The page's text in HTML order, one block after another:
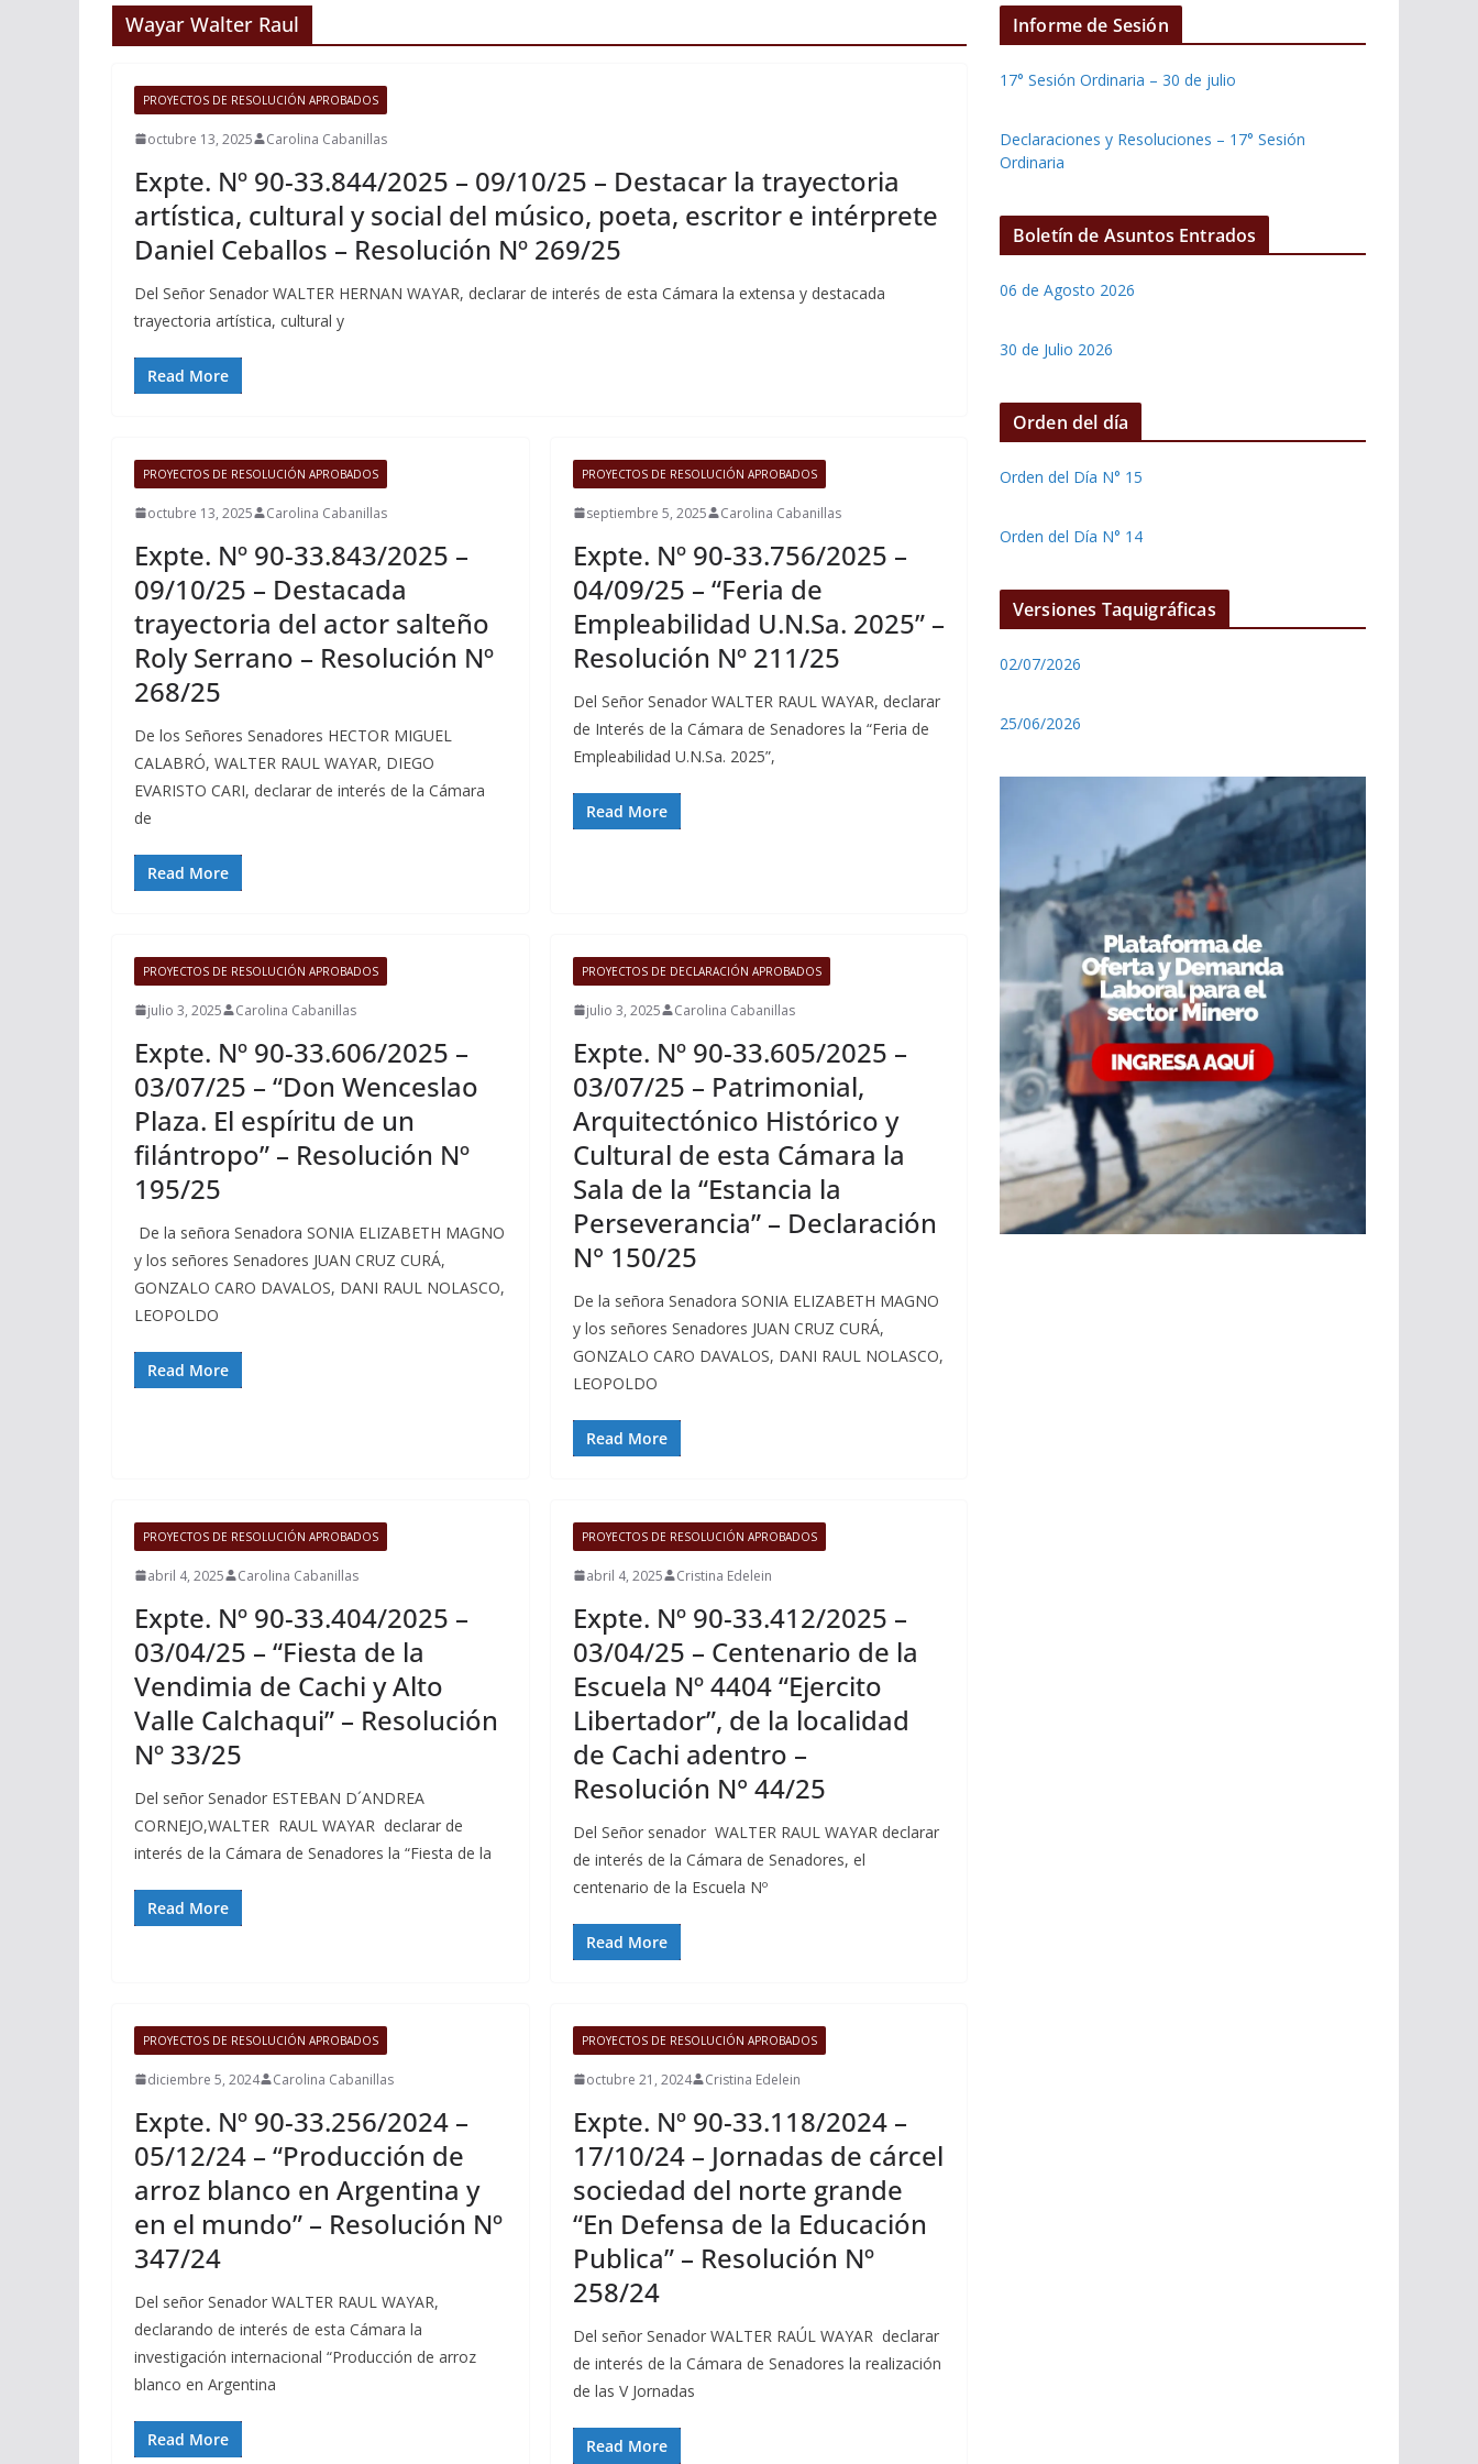
Wayar Walter Raul
PROYECTOS DE RESOLUCIÓN APROBADOS
octubre 13, 2025 Carolina Cabanillas
Expte. Nº 90-33.844/2025 – 09/10/25 – Destacar la trayectoria
artística, cultural y social del músico, poeta, escritor e intérprete
Daniel Ceballos – Resolución Nº 269/25
Del Señor Senador WALTER HERNAN WAYAR, declarar de interés de esta Cámara la extensa y destacada
trayectoria artística, cultural y
Read More
PROYECTOS DE RESOLUCIÓN APROBADOS
octubre 13, 2025 Carolina Cabanillas
Expte. Nº 90-33.843/2025 –
09/10/25 – Destacada
trayectoria del actor salteño
Roly Serrano – Resolución Nº
268/25
De los Señores Senadores HECTOR MIGUEL
CALABRÓ, WALTER RAUL WAYAR, DIEGO
EVARISTO CARI, declarar de interés de la Cámara
de
Read More
PROYECTOS DE RESOLUCIÓN APROBADOS
septiembre 5, 2025 Carolina Cabanillas
Expte. Nº 90-33.756/2025 –
04/09/25 – “Feria de
Empleabilidad U.N.Sa. 2025” –
Resolución Nº 211/25
Del Señor Senador WALTER RAUL WAYAR, declarar
de Interés de la Cámara de Senadores la “Feria de
Empleabilidad U.N.Sa. 2025”,
Read More
PROYECTOS DE RESOLUCIÓN APROBADOS
julio 3, 2025 Carolina Cabanillas
Expte. Nº 90-33.606/2025 –
03/07/25 – “Don Wenceslao
Plaza. El espíritu de un
filántropo” – Resolución Nº
195/25
De la señora Senadora SONIA ELIZABETH MAGNO
y los señores Senadores JUAN CRUZ CURÁ,
GONZALO CARO DAVALOS, DANI RAUL NOLASCO,
LEOPOLDO
Read More
PROYECTOS DE DECLARACIÓN APROBADOS
julio 3, 2025 Carolina Cabanillas
Expte. Nº 90-33.605/2025 –
03/07/25 – Patrimonial,
Arquitectónico Histórico y
Cultural de esta Cámara la
Sala de la “Estancia la
Perseverancia” – Declaración
N° 150/25
De la señora Senadora SONIA ELIZABETH MAGNO
y los señores Senadores JUAN CRUZ CURÁ,
GONZALO CARO DAVALOS, DANI RAUL NOLASCO,
LEOPOLDO
Read More
PROYECTOS DE RESOLUCIÓN APROBADOS
abril 4, 2025 Carolina Cabanillas
Expte. Nº 90-33.404/2025 –
03/04/25 – “Fiesta de la
Vendimia de Cachi y Alto
Valle Calchaqui” – Resolución
Nº 33/25
Del señor Senador ESTEBAN D´ANDREA
CORNEJO,WALTER RAUL WAYAR declarar de
interés de la Cámara de Senadores la “Fiesta de la
Read More
PROYECTOS DE RESOLUCIÓN APROBADOS
abril 4, 2025 Cristina Edelein
Expte. Nº 90-33.412/2025 –
03/04/25 – Centenario de la
Escuela Nº 4404 “Ejercito
Libertador”, de la localidad
de Cachi adentro –
Resolución N° 44/25
Del Señor senador WALTER RAUL WAYAR declarar
de interés de la Cámara de Senadores, el
centenario de la Escuela Nº
Read More
PROYECTOS DE RESOLUCIÓN APROBADOS
diciembre 5, 2024 Carolina Cabanillas
Expte. Nº 90-33.256/2024 –
05/12/24 – “Producción de
arroz blanco en Argentina y
en el mundo” – Resolución Nº
347/24
Del señor Senador WALTER RAUL WAYAR,
declarando de interés de esta Cámara la
investigación internacional “Producción de arroz
blanco en Argentina
Read More
PROYECTOS DE RESOLUCIÓN APROBADOS
octubre 21, 2024 Cristina Edelein
Expte. Nº 90-33.118/2024 –
17/10/24 – Jornadas de cárcel
sociedad del norte grande
“En Defensa de la Educación
Publica” – Resolución Nº
258/24
Del señor Senador WALTER RAÚL WAYAR declarar
de interés de la Cámara de Senadores la realización
de las V Jornadas
Read More
Informe de Sesión
17° Sesión Ordinaria – 30 de julio
Declaraciones y Resoluciones – 17° Sesión
Ordinaria
Boletín de Asuntos Entrados
06 de Agosto 2026
30 de Julio 2026
Orden del día
Orden del Día N° 15
Orden del Día N° 14
Versiones Taquigráficas
02/07/2026
25/06/2026